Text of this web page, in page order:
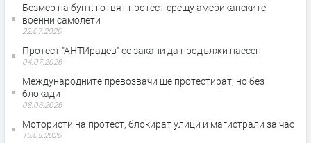
Безмер на бунт: готвят протест срещу американските
военни самолети
22.07.2026
Протест "АНТИрадев" се закани да продължи наесен
04.07.2026
Международните превозвачи ще протестират, но без
блокади
08.06.2026
Мотористи на протест, блокират улици и магистрали за час
15.05.2026